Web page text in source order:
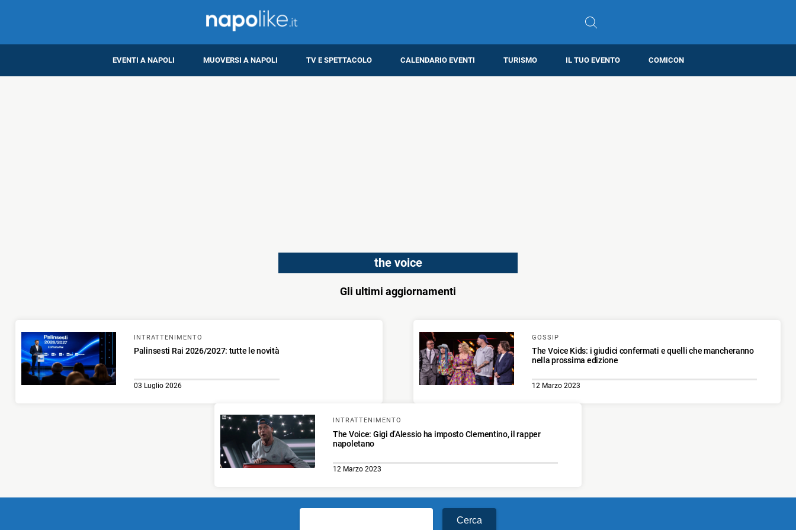
EVENTI A NAPOLI MUOVERSI A NAPOLI TV E SPETTACOLO CALENDARIO EVENTI TURISMO IL TUO EVENTO COMICON
the voice
Gli ultimi aggiornamenti
INTRATTENIMENTO
Palinsesti Rai 2026/2027: tutte le novità
03 Luglio 2026
GOSSIP
The Voice Kids: i giudici confermati e quelli che mancheranno
nella prossima edizione
12 Marzo 2023
INTRATTENIMENTO
The Voice: Gigi d’Alessio ha imposto Clementino, il rapper
napoletano
12 Marzo 2023